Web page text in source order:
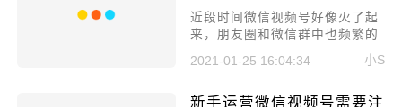
​近段时间微信视频号好像火了起
来，朋友圈和微信群中也频繁的
出现，好像一时间大家都开始关
注起了视频号。不过对于短视频
马，那微信视频号应该怎么玩，
2021-01-25 16:04:34 小S
新手运营微信视频号需要注